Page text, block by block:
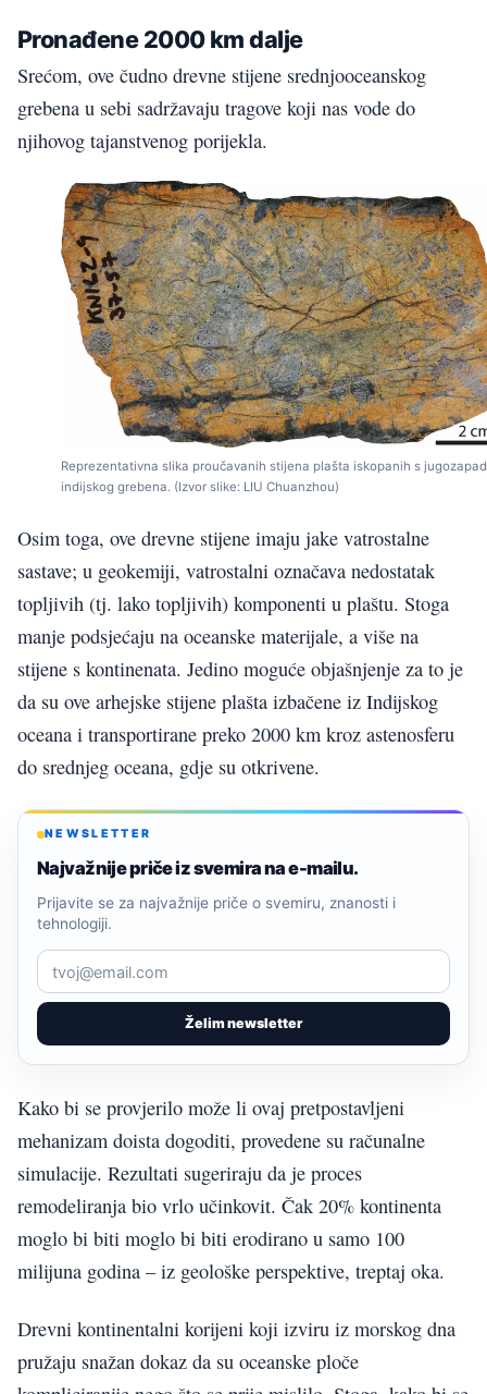
Pronađene 2000 km dalje
Srećom, ove čudno drevne stijene srednjooceanskog
grebena u sebi sadržavaju tragove koji nas vode do
njihovog tajanstvenog porijekla.
Reprezentativna slika proučavanih stijena plašta iskopanih s
indijskog grebena. (Izvor slike: LIU Chuanzhou)
Osim toga, ove drevne stijene imaju jake vatrostalne
sastave; u geokemiji, vatrostalni označava nedostatak
topljivih (tj. lako topljivih) komponenti u plaštu. Stoga
manje podsjećaju na oceanske materijale, a više na
stijene s kontinenata. Jedino moguće objašnjenje za to je
da su ove arhejske stijene plašta izbačene iz Indijskog
oceana i transportirane preko 2000 km kroz astenosferu
do srednjeg oceana, gdje su otkrivene.
NEWSLETTER
Najvažnije priče iz svemira na e-mailu.
Želim newsletter
Prijavite se za najvažnije priče o svemiru, znanosti i
tehnologiji.
Kako bi se provjerilo može li ovaj pretpostavljeni
mehanizam doista dogoditi, provedene su računalne
simulacije. Rezultati sugeriraju da je proces
remodeliranja bio vrlo učinkovit. Čak 20% kontinenta
moglo bi biti moglo bi biti erodirano u samo 100
milijuna godina – iz geološke perspektive, treptaj oka.
Drevni kontinentalni korijeni koji izviru iz morskog dna
pružaju snažan dokaz da su oceanske ploče